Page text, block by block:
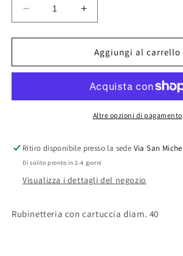
Diminuisci
quantità
per
MISCELATORE
MONOC.
DUE
Aumenta
quantità
per
MISCELATORE
MONOC.
NETTUNO
DUE
Aggiungi al carrello
Altre opzioni di pagamento
Ritiro disponibile presso la sede Via San
Di solito pronto in 2-4 giorni
Visualizza i dettagli del negozio
Rubinetteria con cartuccia diam. 40